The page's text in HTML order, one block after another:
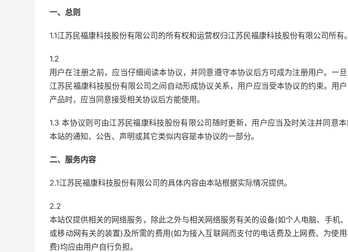
一、总则
1.1江苏民福康科技股份有限公司的所有权和运营权归江苏民福康科技股份有限公司所有。
1.2
用户在注册之前，应当仔细阅读本协议，并同意遵守本协议后方可成为注册用户。一
江苏民福康科技股份有限公司之间自动形成协议关系，用户应当受本协议的约束。用
产品时，应当同意接受相关协议后方能使用。
1.3 本协议则可由江苏民福康科技股份有限公司随时更新，用户应当及时关注并同意本
本站的通知、公告、声明或其它类似内容是本协议的一部分。
二、服务内容
2.1江苏民福康科技股份有限公司的具体内容由本站根据实际情况提供。
2.2
本站仅提供相关的网络服务，除此之外与相关网络服务有关的设备(如个人电脑、手机
或移动网有关的装置)及所需的费用(如为接入互联网而支付的电话费及上网费、为使
费)均应由用户自行负担。